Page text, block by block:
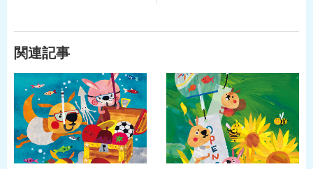
関連記事